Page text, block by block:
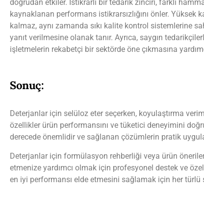
doğrudan etkiler. İstikrarlı bir tedarik zinciri, farklı
kaynaklanan performans istikrarsızlığını önler.
kalmaz, aynı zamanda sıkı kalite kontrol sistemlerine
yanıt verilmesine olanak tanır. Ayrıca, saygın
işletmelerin rekabetçi bir sektörde öne çıkmasına
Sonuç:
Deterjanlar için selüloz eter seçerken, koyulaştırma
özellikler ürün performansını ve tüketici deneyimini
derecede önemlidir ve sağlanan çözümlerin pratik
Deterjanlar için formülasyon rehberliği veya ürün
etmenize yardımcı olmak için profesyonel destek ve
en iyi performansı elde etmesini sağlamak için her türlü